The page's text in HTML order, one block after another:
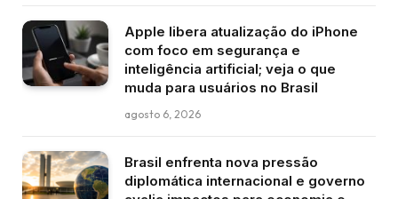
Apple libera atualização do iPhone
com foco em segurança e
inteligência artificial; veja o que
muda para usuários no Brasil
agosto 6, 2026
Brasil enfrenta nova pressão
diplomática internacional e governo